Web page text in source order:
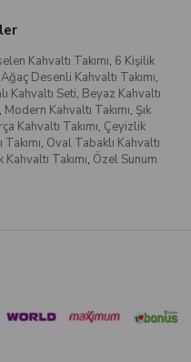
Kahvaltı Takımı, 6 Kişilik
Ağaç Desenli Kahvaltı Takımı,
Kahvaltı Seti, Beyaz Kahvaltı
, Modern Kahvaltı Takımı, Şık
Kahvaltı Takımı, Çeyizlik
, Oval Tabaklı Kahvaltı
Takımı, Özel Sunum